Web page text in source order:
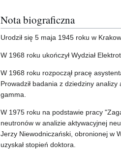
Nota biograficzna
Urodził się 5 maja 1945 roku w
W 1968 roku ukończył Wydział
W 1968 roku rozpoczął pracę
Prowadził badania z dziedziny
gamma.
W 1975 roku na podstawie pracy
neutronów w analizie aktywacyjnej
Jerzy Niewodniczański, obronionej w
uzyskał stopień doktora.